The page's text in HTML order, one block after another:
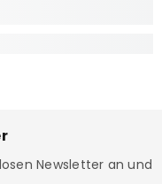
Newsletter an und